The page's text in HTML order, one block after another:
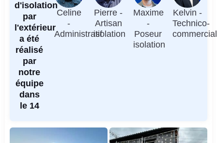
d'isolation
par
l'extérieur
a été
réalisé
par
notre
équipe
dans
le 14
Celine
-
Administratif
Pierre -
Artisan
isolation
Maxime
-
Poseur
isolation
Kelvin -
Technico-
commercial